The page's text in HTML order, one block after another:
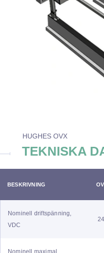
HUGHES OVX
TEKNISKA
BESKRIVNING
Nominell driftspänning,
VDC